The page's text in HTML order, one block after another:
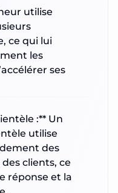
utilise
ce qui lui
les
ses
:** Un
utilise
des
clients, ce
réponse et la